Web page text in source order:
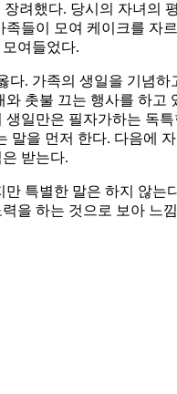
려했다. 당시의 자녀의
들이 모여 케이크를 자
여들었다.
다. 가족의 생일을 기념하
촛불 끄는 행사를 하고
일만은 필자가하는 독
말을 먼저 한다. 다음에
받는다.
특별한 말은 하지 않는
을 하는 것으로 보아 느